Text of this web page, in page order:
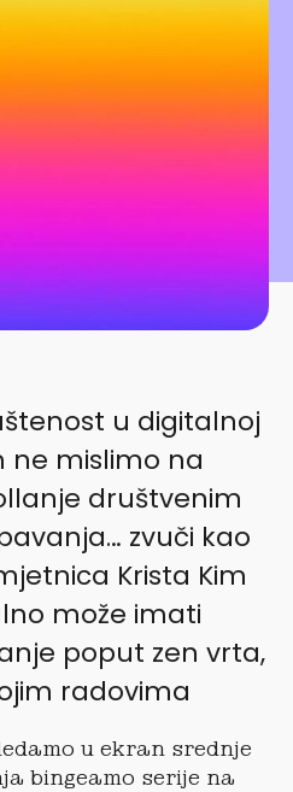
u digitalnoj
ne mislimo na
društvenim
zvuči kao
Krista Kim
može imati
poput zen vrta,
radovima
u ekran srednje
bingeamo serije na